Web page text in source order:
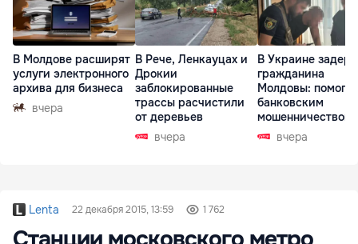
В Молдове расширят
услуги электронного
архива для бизнеса
вчера
В Рече, Ленкауцах и
Дрокии
заблокированные
трассы расчистили
от деревьев
вчера
В Украине
гражданина
Молдовы:
банковским
мошенничеством
Чехиивчера
Lenta 22 декабря 2015, 13:59 1 762